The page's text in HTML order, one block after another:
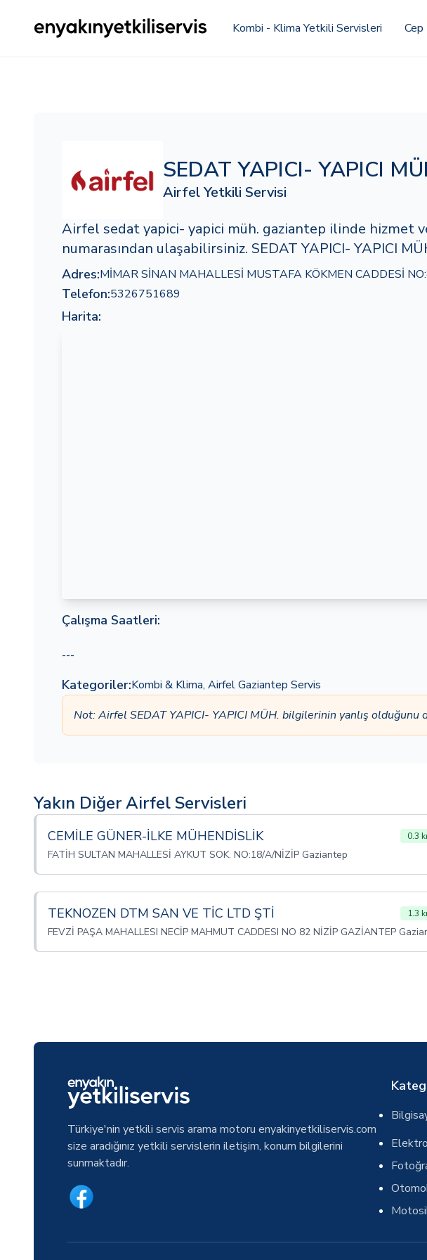
Kombi - Klima Yetkili Servisleri
SEDAT YAPICI- YAPICI
Airfel Yetkili Servisi
Airfel sedat yapici- yapici müh. gaziantep ilinde hizmet
numarasından ulaşabilirsiniz. SEDAT YAPICI- YAPICI
Adres:MİMAR SİNAN MAHALLESİ MUSTAFA KÖKMEN CADDESİ
Telefon:5326751689
Harita:
Çalışma Saatleri:
---
Kategoriler:Kombi & Klima, Airfel Gaziantep Servis
Not: Airfel SEDAT YAPICI- YAPICI MÜH. bilgilerinin yanlış olduğunu
Yakın Diğer Airfel Servisleri
CEMİLE GÜNER-İLKE MÜHENDİSLİK 0.3
FATİH SULTAN MAHALLESİ AYKUT SOK. NO:18/A/NİZİP Gaziantep
TEKNOZEN DTM SAN VE TİC LTD ŞTİ 1.3
FEVZİ PAŞA MAHALLESI NECİP MAHMUT CADDESI NO 82 NİZİP GAZİANTEP
Türkiye'nin yetkili servis arama motoru enyakinyetkiliservis.com
size aradığınız yetkili servislerin iletişim, konum bilgilerini
sunmaktadır.